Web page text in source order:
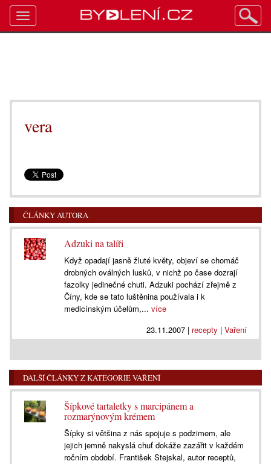
vera
ČLÁNKY AUTORA
Adzuki na talíři
Když opadají jasně žluté květy, objeví se chomáč
drobných oválných lusků, v nichž po čase dozrají
fazolky jedinečné chuti. Adzuki pochází zřejmě z
Číny, kde se tato luštěnina používala i k
medicínským účelům,...více
23.11.2007| recepty | Vaření
DALŠÍ ČLÁNKY Z KATEGORIE VAŘENÍ
Šípkové tartaletky s marcipánem a
rozmarýnovým krémem
Šípky si většina z nás spojuje s podzimem, ale
jejich jemně nakyslá chuť dokáže zazářit v každém
ročním období. František Stejskal, autor receptů,
Toggle
navigation